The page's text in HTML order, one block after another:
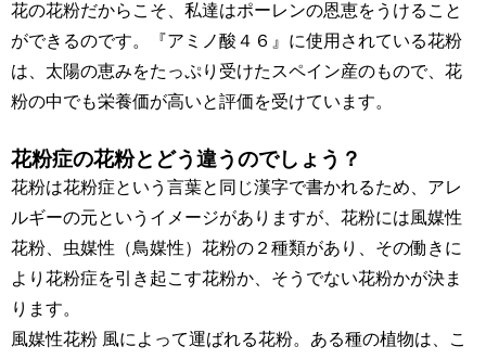
花の花粉だからこそ、私達はポーレンの恩恵をうけること
ができるのです。『アミノ酸４６』に使用されている花粉
は、太陽の恵みをたっぷり受けたスペイン産のもので、花
粉の中でも栄養価が高いと評価を受けています。
花粉症の花粉とどう違うのでしょう？
花粉は花粉症という言葉と同じ漢字で書かれるため、アレ
ルギーの元というイメージがありますが、花粉には風媒性
花粉、虫媒性（鳥媒性）花粉の２種類があり、その働きに
より花粉症を引き起こす花粉か、そうでない花粉かが決ま
ります。
風媒性花粉 風によって運ばれる花粉。ある種の植物は、こ